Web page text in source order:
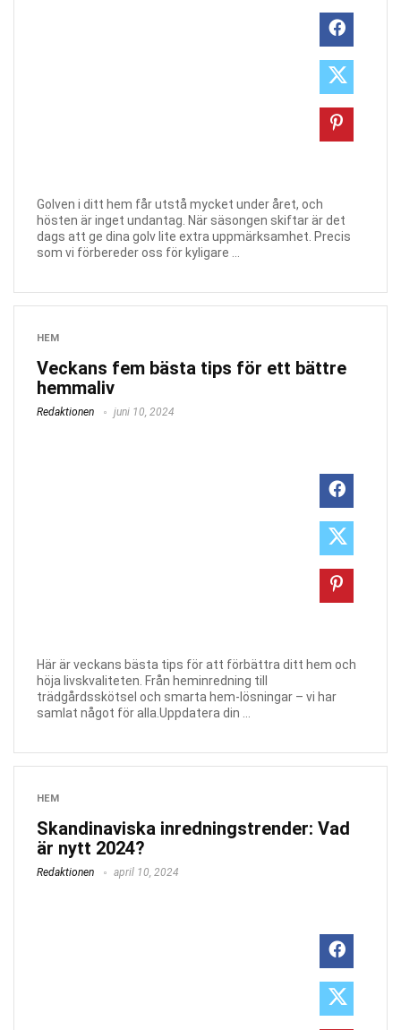
Golven i ditt hem får utstå mycket under året, och
hösten är inget undantag. När säsongen skiftar är det
dags att ge dina golv lite extra uppmärksamhet. Precis
som vi förbereder oss för kyligare ...
HEM
Veckans fem bästa tips för ett bättre
hemmaliv
Redaktionen juni 10, 2024
Här är veckans bästa tips för att förbättra ditt hem och
höja livskvaliteten. Från heminredning till
trädgårdsskötsel och smarta hem-lösningar – vi har
samlat något för alla.Uppdatera din ...
HEM
Skandinaviska inredningstrender: Vad
är nytt 2024?
Redaktionen april 10, 2024